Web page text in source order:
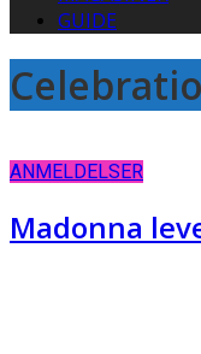
GUIDE
ANMELDELSER
Madonna